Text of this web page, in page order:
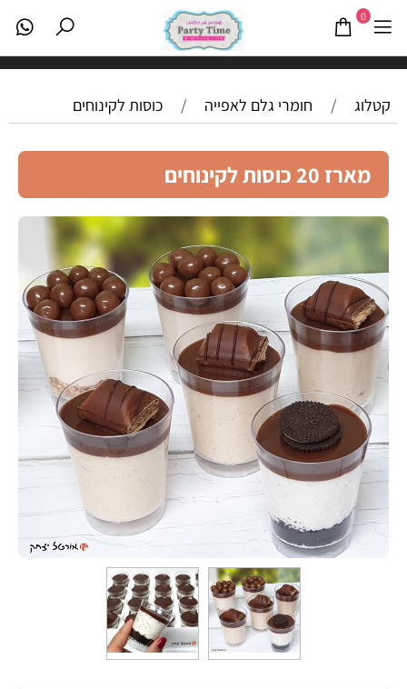
0
קטלוג / חומרי גלם לאפייה / כוסות לקינוחים
מארז 20 כוסות לקינוחים